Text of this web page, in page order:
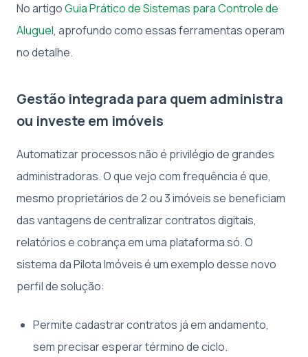
No artigoGuia Prático de Sistemas para Controle de
Aluguel, aprofundo como essas ferramentas operam
no detalhe.
Gestão integrada para quem administra
ou investe em imóveis
Automatizar processos não é privilégio de grandes
administradoras. O que vejo com frequência é que,
mesmo proprietários de 2 ou 3 imóveis se beneficiam
das vantagens de centralizar contratos digitais,
relatórios e cobrança em uma plataforma só. O
sistema da Pilota Imóveis é um exemplo desse novo
perfil de solução:
Permite cadastrar contratos já em andamento,
sem precisar esperar término de ciclo.